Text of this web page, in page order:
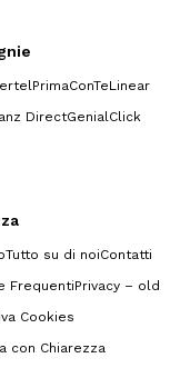
PrimaConTeLinear
DirectGenialClick
Tutto su di noiContatti
FrequentiPrivacy – old
Cookies
con Chiarezza